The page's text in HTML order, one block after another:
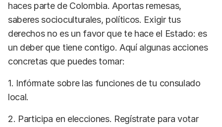
haces parte de Colombia. Aportas remesas,
saberes socioculturales, políticos. Exigir tus
derechos no es un favor que te hace el Estado: es
un deber que tiene contigo. Aquí algunas acciones
concretas que puedes tomar:
1. Infórmate sobre las funciones de tu consulado
local.
2. Participa en elecciones. Regístrate para votar